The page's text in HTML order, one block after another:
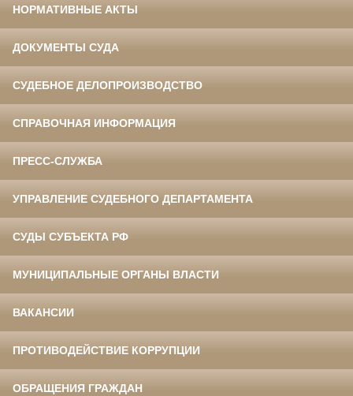
НОРМАТИВНЫЕ АКТЫ
ДОКУМЕНТЫ СУДА
СУДЕБНОЕ ДЕЛОПРОИЗВОДСТВО
СПРАВОЧНАЯ ИНФОРМАЦИЯ
ПРЕСС-СЛУЖБА
УПРАВЛЕНИЕ СУДЕБНОГО ДЕПАРТАМЕНТА
СУДЫ СУБЪЕКТА РФ
МУНИЦИПАЛЬНЫЕ ОРГАНЫ ВЛАСТИ
ВАКАНСИИ
ПРОТИВОДЕЙСТВИЕ КОРРУПЦИИ
ОБРАЩЕНИЯ ГРАЖДАН